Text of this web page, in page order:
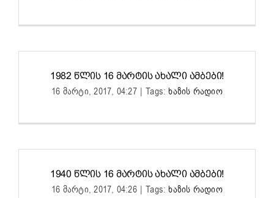
1982 ᲬᲚᲘᲡ 16 ᲛᲐᲠᲢᲘᲡ ᲐᲮᲐᲚᲘ ᲐᲛᲑᲔᲑᲘ!
16 მარტი, 2017, 04:27 | Tags:ხაზის რადიო
1940 ᲬᲚᲘᲡ 16 ᲛᲐᲠᲢᲘᲡ ᲐᲮᲐᲚᲘ ᲐᲛᲑᲔᲑᲘ!
16 მარტი, 2017, 04:26 | Tags:ხაზის რადიო